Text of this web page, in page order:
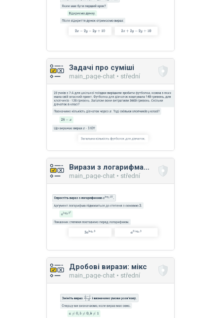
Задачі про суміші
main_page-chat • střední
Вирази з логарифмами
main_page-chat • střední
Дробові вирази: мікс
main_page-chat • střední